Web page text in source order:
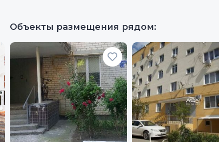
Объекты размещения рядом: